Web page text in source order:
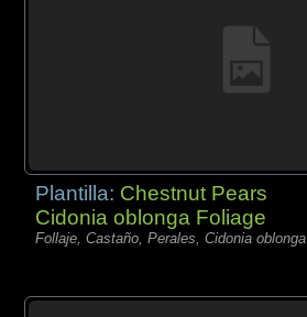
Plantilla: Chestnut Pears
Cidonia oblonga Foliage
Follaje, Castaño, Perales, Cidonia oblonga